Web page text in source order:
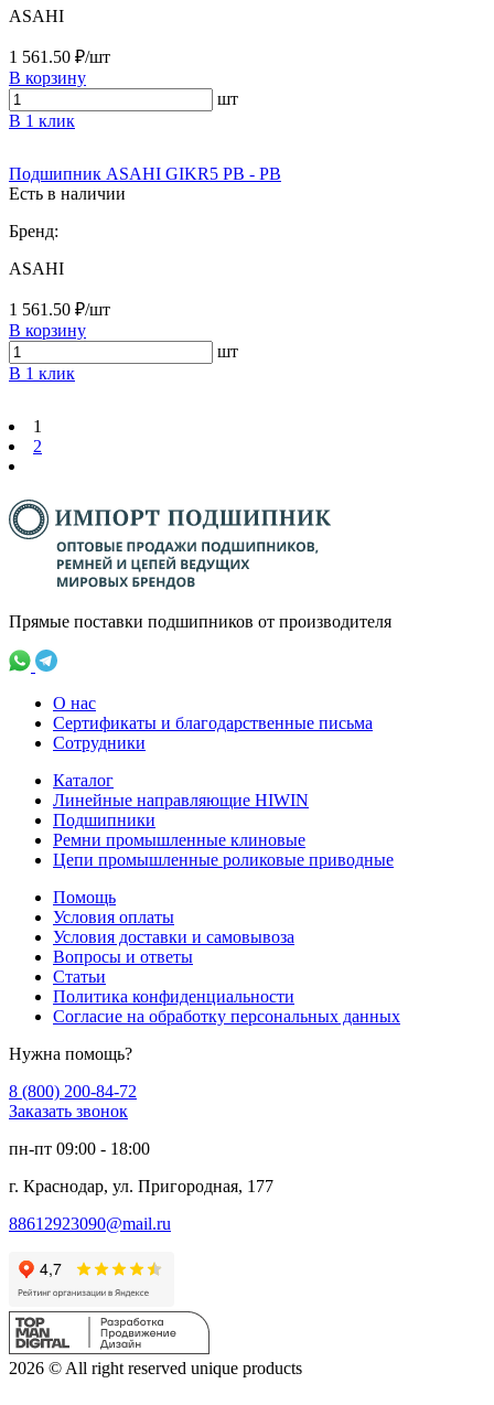
ASAHI
1 561.50 ₽/шт
В корзину
шт
В 1 клик
Подшипник ASAHI GIKR5 PB - PB
Есть в наличии
Бренд:
ASAHI
1 561.50 ₽/шт
В корзину
шт
В 1 клик
1
2
Прямые поставки подшипников от производителя
О нас
Сертификаты и благодарственные письма
Сотрудники
Каталог
Линейные направляющие HIWIN
Подшипники
Ремни промышленные клиновые
Цепи промышленные роликовые приводные
Помощь
Условия оплаты
Условия доставки и самовывоза
Вопросы и ответы
Статьи
Политика конфиденциальности
Согласие на обработку персональных данных
Нужна помощь?
8 (800) 200-84-72
Заказать звонок
пн-пт 09:00 - 18:00
г. Краснодар, ул. Пригородная, 177
88612923090@mail.ru
2026 © All right reserved unique products